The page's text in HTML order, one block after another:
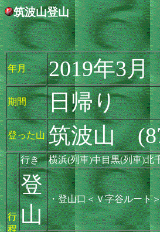
筑波山登山
年月 2019年3月
期間 日帰り
登った山 筑波山
行
程
行き 横浜(列車)中目黒(列車)北
登
山
・登山口＜Ｖ字谷ルート